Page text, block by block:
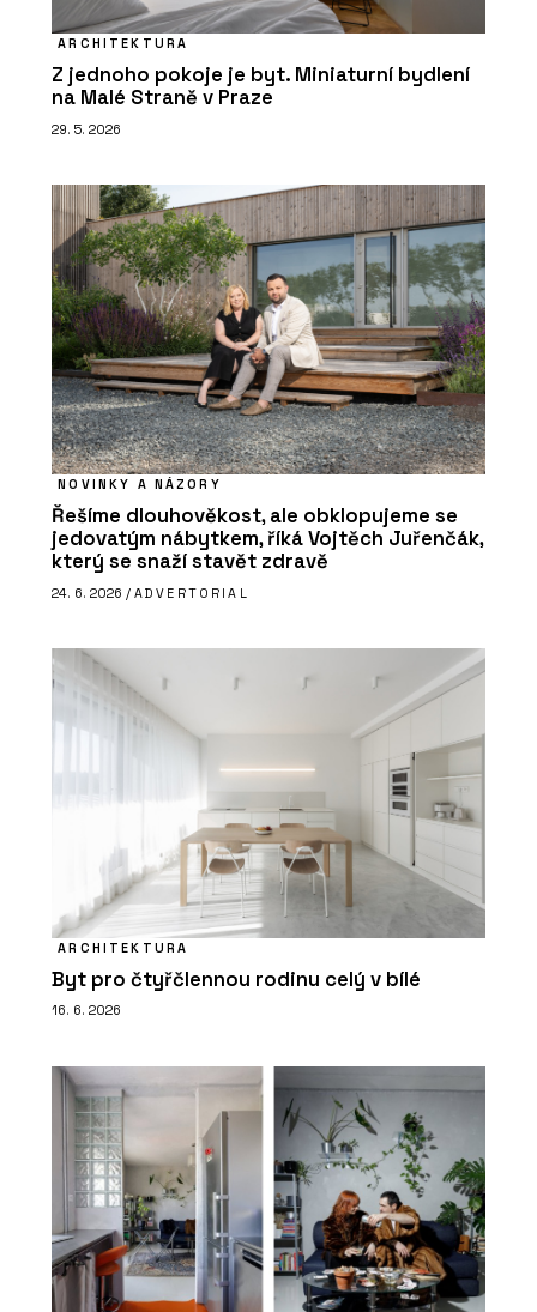
ARCHITEKTURA
Z jednoho pokoje je byt. Miniaturní bydlení
na Malé Straně v Praze
29. 5. 2026
NOVINKY A NÁZORY
Řešíme dlouhověkost, ale obklopujeme se
jedovatým nábytkem, říká Vojtěch Juřenčák,
který se snaží stavět zdravě
24. 6. 2026 / ADVERTORIAL
ARCHITEKTURA
Byt pro čtyřčlennou rodinu celý v bílé
16. 6. 2026